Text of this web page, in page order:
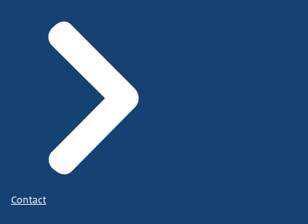
Contact